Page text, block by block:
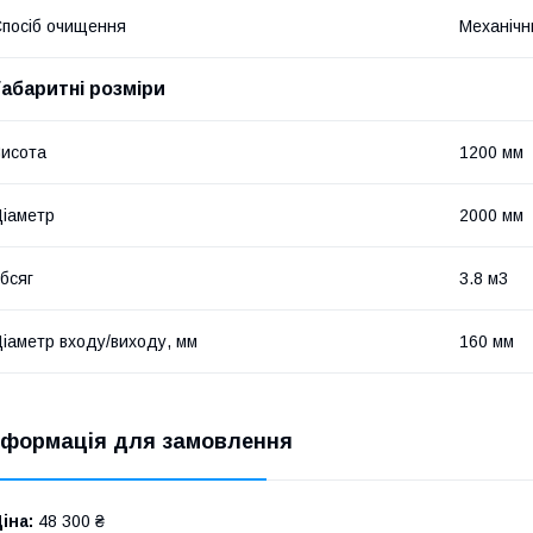
очищення
розміри
1200 мм
2000 мм
3.8 м3
входу/виходу, мм 160 мм
для замовлення
48 300 ₴